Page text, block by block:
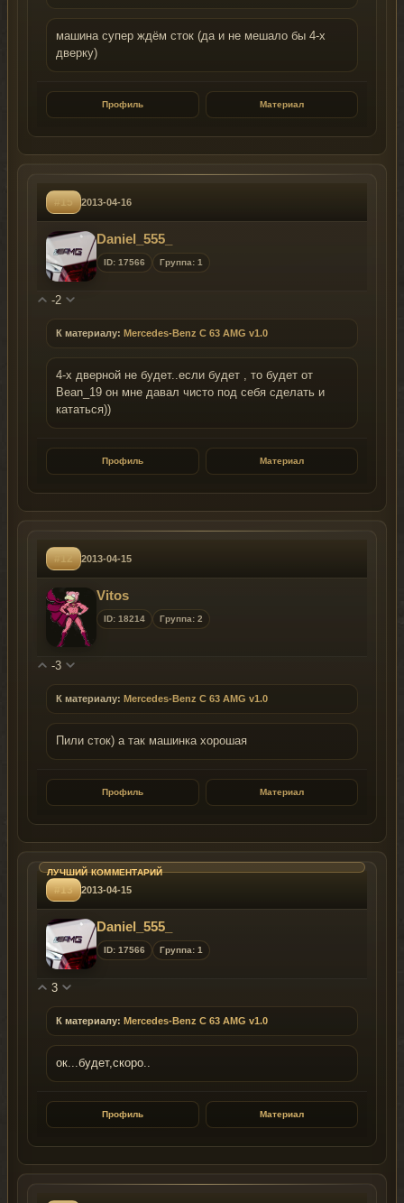
машина супер ждём сток (да и не мешало бы 4-х
дверку)
Профиль Материал
#15 2013-04-16
Daniel_555_
ID: 17566 Группа: 1
-2
К материалу: Mercedes-Benz C 63 AMG v1.0
4-х дверной не будет..если будет , то будет от
Bean_19 он мне давал чисто под себя сделать и
кататься))
Профиль Материал
#12 2013-04-15
Vitos
ID: 18214 Группа: 2
-3
К материалу: Mercedes-Benz C 63 AMG v1.0
Пили сток) а так машинка хорошая
Профиль Материал
#13 2013-04-15
Daniel_555_
ID: 17566 Группа: 1
3
К материалу: Mercedes-Benz C 63 AMG v1.0
ок...будет,скоро..
Профиль Материал